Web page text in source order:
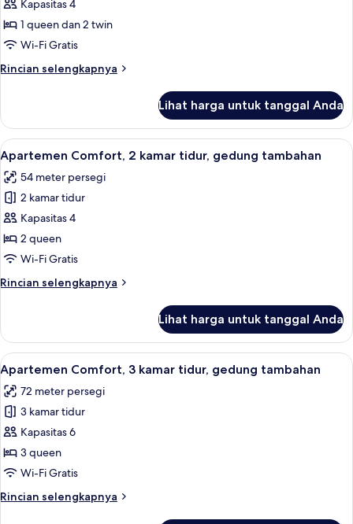
Kamar
Keluarga
Kapasitas 4
1 queen dan 2 twin
Wi-Fi Gratis
Rincian selengkapnya
Rincian
Kamar
Keluarga
Lihat harga untuk tanggal Anda
Lihat
semua
foto
untuk
Apartemen
Comfort,
2
tidur,
Apartemen Comfort, 2 kamar tidur,
15
Apartemen Comfort, 2 kamar tidur, gedung tambahan
54 meter persegi
2 kamar tidur
Kapasitas 4
2 queen
Wi-Fi Gratis
Rincian selengkapnya
Rincian
Apartemen
Comfort,
2
kamar
tidur,
gedung
Lihat harga untuk tanggal Anda
Lihat
semua
foto
untuk
Apartemen
Comfort,
3
tidur,
Apartemen Comfort, 3 kamar tidur,
24
Apartemen Comfort, 3 kamar tidur, gedung tambahan
72 meter persegi
3 kamar tidur
Kapasitas 6
3 queen
Wi-Fi Gratis
Rincian selengkapnya
Rincian